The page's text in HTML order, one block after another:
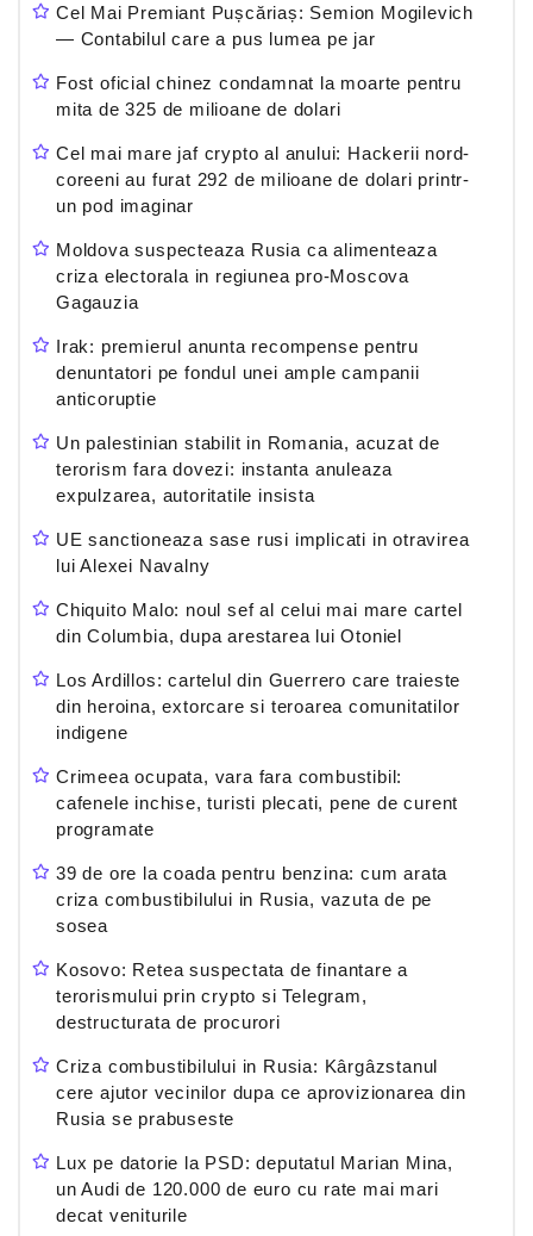
Cel Mai Premiant Pușcăriaș: Semion Mogilevich
— Contabilul care a pus lumea pe jar
Fost oficial chinez condamnat la moarte pentru
mita de 325 de milioane de dolari
Cel mai mare jaf crypto al anului: Hackerii nord-
coreeni au furat 292 de milioane de dolari printr-
un pod imaginar
Moldova suspecteaza Rusia ca alimenteaza
criza electorala in regiunea pro-Moscova
Gagauzia
Irak: premierul anunta recompense pentru
denuntatori pe fondul unei ample campanii
anticoruptie
Un palestinian stabilit in Romania, acuzat de
terorism fara dovezi: instanta anuleaza
expulzarea, autoritatile insista
UE sanctioneaza sase rusi implicati in otravirea
lui Alexei Navalny
Chiquito Malo: noul sef al celui mai mare cartel
din Columbia, dupa arestarea lui Otoniel
Los Ardillos: cartelul din Guerrero care traieste
din heroina, extorcare si teroarea comunitatilor
indigene
Crimeea ocupata, vara fara combustibil:
cafenele inchise, turisti plecati, pene de curent
programate
39 de ore la coada pentru benzina: cum arata
criza combustibilului in Rusia, vazuta de pe
sosea
Kosovo: Retea suspectata de finantare a
terorismului prin crypto si Telegram,
destructurata de procurori
Criza combustibilului in Rusia: Kârgâzstanul
cere ajutor vecinilor dupa ce aprovizionarea din
Rusia se prabuseste
Lux pe datorie la PSD: deputatul Marian Mina,
un Audi de 120.000 de euro cu rate mai mari
decat veniturile